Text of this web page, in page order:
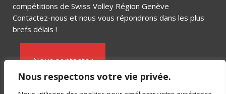
Nous respectons votre vie privée.
compétitions de Swiss Volley Région Genève
Contactez-nous et nous vous répondrons dans les plus
brefs délais !
Nous contacter